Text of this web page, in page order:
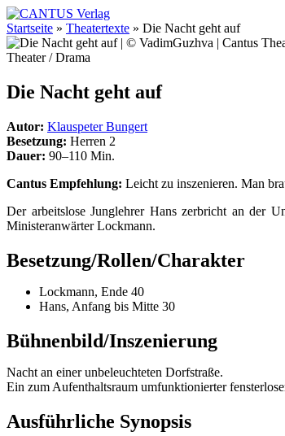
Startseite » Theatertexte » Die Nacht geht auf
Theater / Drama
Die Nacht geht auf
Autor: Klauspeter Bungert
Besetzung: Herren 2
Dauer: 90–110 Min.
Cantus Empfehlung: Leicht zu inszenieren. Man
Der arbeitslose Junglehrer Hans zerbricht an der
Ministeranwärter Lockmann.
Besetzung/Rollen/Charakter
Lockmann, Ende 40
Hans, Anfang bis Mitte 30
Bühnenbild/Inszenierung
Nacht an einer unbeleuchteten Dorfstraße.
Ein zum Aufenthaltsraum umfunktionierter
Ausführliche Synopsis